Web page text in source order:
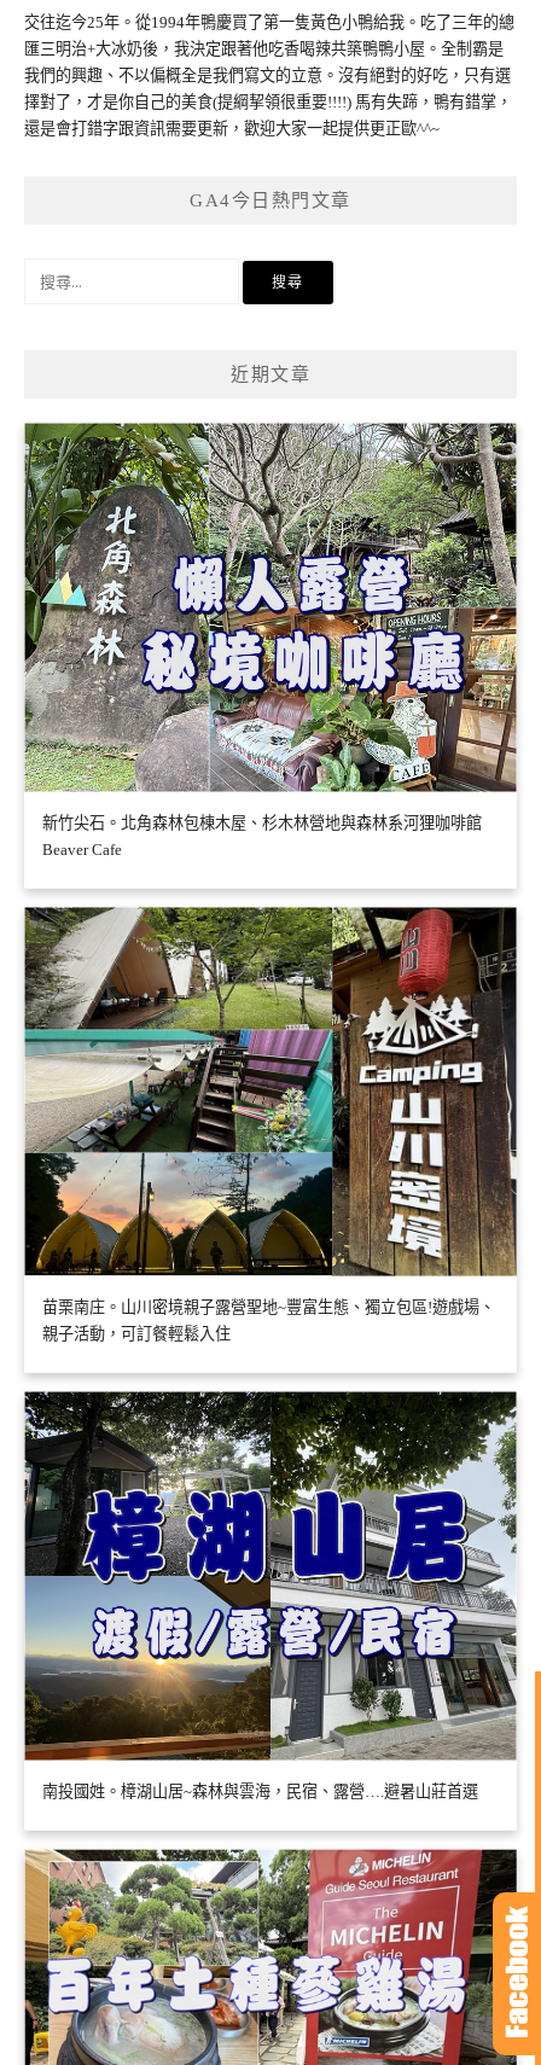
交往迄今25年。從1994年鴨慶買了第一隻黃色小鴨給我。吃了三年的總
匯三明治+大冰奶後，我決定跟著他吃香喝辣共築鴨鴨小屋。全制霸是
我們的興趣、不以偏概全是我們寫文的立意。沒有絕對的好吃，只有選
擇對了，才是你自己的美食(提綱挈領很重要!!!!) 馬有失蹄，鴨有錯掌，
還是會打錯字跟資訊需要更新，歡迎大家一起提供更正歐^^~
GA4今日熱門文章
近期文章
新竹尖石。北角森林包棟木屋、杉木林營地與森林系河狸咖啡館
Beaver Cafe
苗栗南庄。山川密境親子露營聖地~豐富生態、獨立包區!遊戲場、
親子活動，可訂餐輕鬆入住
南投國姓。樟湖山居~森林與雲海，民宿、露營….避暑山莊首選